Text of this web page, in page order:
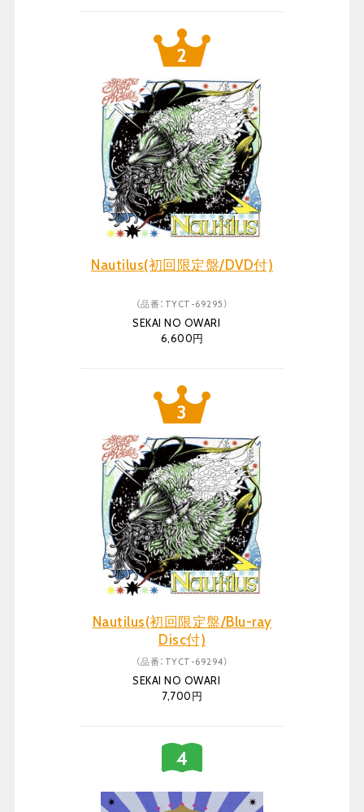
Nautilus(初回限定盤/DVD付)
（品番：TYCT-69295）
SEKAI NO OWARI
6,600円
Nautilus(初回限定盤/Blu-ray
Disc付)
（品番：TYCT-69294）
SEKAI NO OWARI
7,700円